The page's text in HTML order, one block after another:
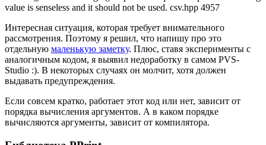
value is senseless and it should not be used. csv.hpp 4957
Интересная ситуация, которая требует внимательного
рассмотрения. Поэтому я решил, что напишу про это
отдельную маленькую заметку. Плюс, ставя эксперименты с
аналогичным кодом, я выявил недоработку в самом PVS-
Studio :). В некоторых случаях он молчит, хотя должен
выдавать предупреждения.
Если совсем кратко, работает этот код или нет, зависит от
порядка вычисления аргументов. А в каком порядке
вычисляются аргументы, зависит от компилятора.